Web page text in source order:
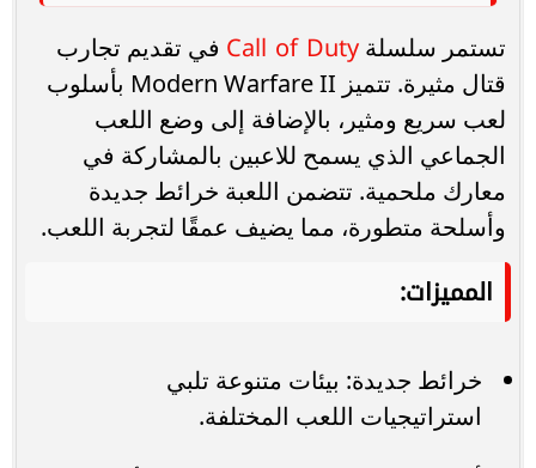
تستمر سلسلة Call of Duty في تقديم تجارب
قتال مثيرة. تتميز Modern Warfare II بأسلوب
لعب سريع ومثير، بالإضافة إلى وضع اللعب
الجماعي الذي يسمح للاعبين بالمشاركة في
معارك ملحمية. تتضمن اللعبة خرائط جديدة
وأسلحة متطورة، مما يضيف عمقًا لتجربة اللعب.
المميزات:
خرائط جديدة: بيئات متنوعة تلبي
استراتيجيات اللعب المختلفة.